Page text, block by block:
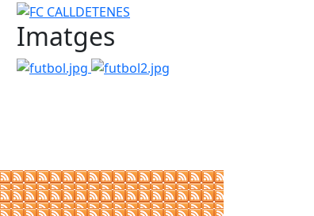
FC CALLDETENES
Imatges
futbol.jpg futbol2.jpg